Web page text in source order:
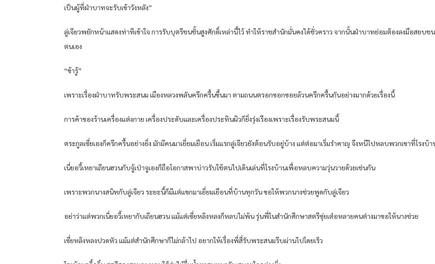
เป็นผู้ที่ฝ่าบาทจะรับเข้าวังหลัง”
ลู่เจียวพยักหน้าแสดงท่าทีเข้าใจ การรับบุตรีชนชั้นสูงศักดิ์เหล่านี้ไว้ ทำให้ราชสำนักมั่นคงได้ชั่วคราว จากนั้นฝ่าบาทย่อมต้องลงมือสยบชน
ตนเอง
“ข้ารู้”
เพราะเรื่องฝ่าบาทรับพระสนม เมืองหลวงพลันครึกครื้นขึ้นมา ตามถนนตรอกซอกซอยล้วนครึกครื้นกันอย่างมากด้วยเรื่องนี้
การค้าของร้านเครื่องแต่งกาย เครื่องประดับและเครื่องประทินผิวก็ยิ่งรุ่งเรืองเพราะเรื่องรับพระสนมนี้
ตระกูลเซี่ยเองก็ครึกครื้นอย่างยิ่ง มักมีคนมาเยี่ยมเยือน เริ่มแรกลู่เจียวยังต้อนรับอยู่บ้าง แต่ต่อมาเริ่มรำคาญ จึงหนีไปหลบพวกเขาที่โรงบ้า
เนี่ยอวี้เหยาเถียนฮวนกับจู้เป่าจูเองก็ถือโอกาสพาบ่าวรับใช้ตนไปเดินเล่นที่โรงบ้านเพื่อหลบความวุ่นวายด้วยเช่นกัน
เพราะพวกนางสนิทกับลู่เจียว ระยะนี้ก็มีแต่แขกมาเยี่ยมเยือนที่บ้านทุกวัน ขอให้พวกนางช่วยพูดกับลู่เจียว
อย่าว่าแต่พวกเนี่ยอวี้เหยากับเถียนฮวน แม้แต่เซี่ยหลิงหลงก็หลบไม่พ้น รุ่นพี่ในสำนักศึกษาสตรีซุ่ยเต๋อหลายคนต่างมาขอให้นางช่วย
เซี่ยหลิงหลงปวดหัว แม้แต่สำนักศึกษาก็ไม่กล้าไป อยากให้เรื่องพี่สี่รับพระสนมรีบผ่านไปโดยเร็ว